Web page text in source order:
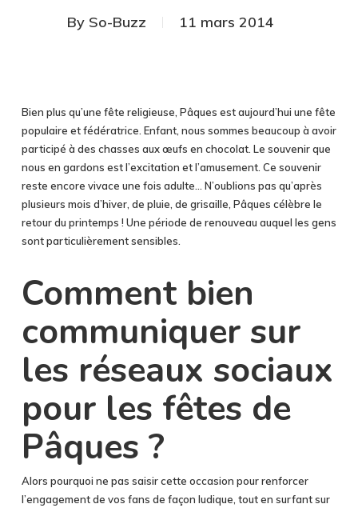
By So-Buzz 11 mars 2014
Bien plus qu’une fête religieuse, Pâques est aujourd’hui une fête
populaire et fédératrice. Enfant, nous sommes beaucoup à avoir
participé à des chasses aux œufs en chocolat. Le souvenir que
nous en gardons est l’excitation et l’amusement. Ce souvenir
reste encore vivace une fois adulte… N’oublions pas qu’après
plusieurs mois d’hiver, de pluie, de grisaille, Pâques célèbre le
retour du printemps ! Une période de renouveau auquel les gens
sont particulièrement sensibles.
Comment bien
communiquer sur
les réseaux sociaux
pour les fêtes de
Pâques ?
Alors pourquoi ne pas saisir cette occasion pour renforcer
l’engagement de vos fans de façon ludique, tout en surfant sur